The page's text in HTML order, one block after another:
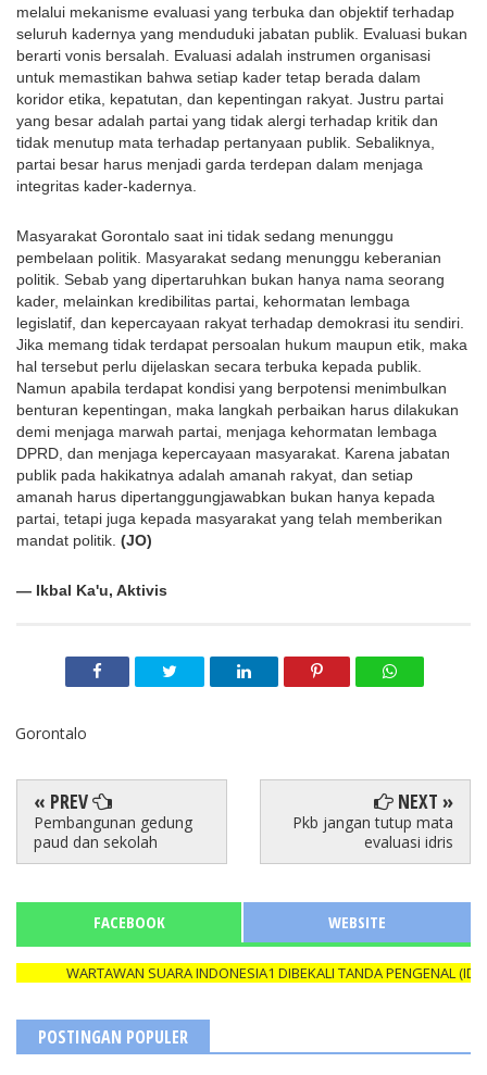
melalui mekanisme evaluasi yang terbuka dan objektif terhadap
seluruh kadernya yang menduduki jabatan publik. Evaluasi bukan
berarti vonis bersalah. Evaluasi adalah instrumen organisasi
untuk memastikan bahwa setiap kader tetap berada dalam
koridor etika, kepatutan, dan kepentingan rakyat. Justru partai
yang besar adalah partai yang tidak alergi terhadap kritik dan
tidak menutup mata terhadap pertanyaan publik. Sebaliknya,
partai besar harus menjadi garda terdepan dalam menjaga
integritas kader-kadernya.
Masyarakat Gorontalo saat ini tidak sedang menunggu
pembelaan politik. Masyarakat sedang menunggu keberanian
politik. Sebab yang dipertaruhkan bukan hanya nama seorang
kader, melainkan kredibilitas partai, kehormatan lembaga
legislatif, dan kepercayaan rakyat terhadap demokrasi itu sendiri.
Jika memang tidak terdapat persoalan hukum maupun etik, maka
hal tersebut perlu dijelaskan secara terbuka kepada publik.
Namun apabila terdapat kondisi yang berpotensi menimbulkan
benturan kepentingan, maka langkah perbaikan harus dilakukan
demi menjaga marwah partai, menjaga kehormatan lembaga
DPRD, dan menjaga kepercayaan masyarakat. Karena jabatan
publik pada hakikatnya adalah amanah rakyat, dan setiap
amanah harus dipertanggungjawabkan bukan hanya kepada
partai, tetapi juga kepada masyarakat yang telah memberikan
mandat politik. (JO)
— Ikbal Ka'u, Aktivis
Gorontalo
« PREV
Pembangunan gedung
paud dan sekolah
NEXT »
Pkb jangan tutup mata
evaluasi idris
FACEBOOK WEBSITE
WARTAWAN SUARA INDONESIA1 DIBEKALI TANDA PENGENAL (ID
POSTINGAN POPULER